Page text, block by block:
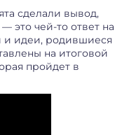
сделали вывод,
это чей-то ответ на
и идеи, родившиеся
на итоговой
пройдет в